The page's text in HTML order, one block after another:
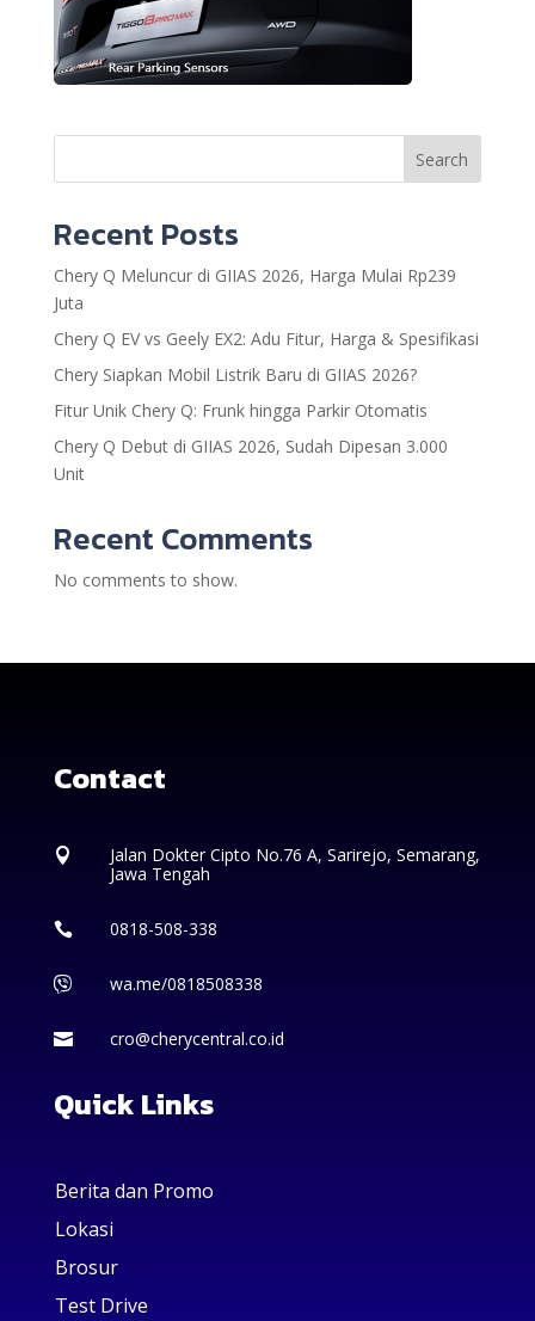
Search
Recent Posts
Chery Q Meluncur di GIIAS 2026, Harga Mulai Rp239
Juta
Chery Q EV vs Geely EX2: Adu Fitur, Harga & Spesifikasi
Chery Siapkan Mobil Listrik Baru di GIIAS 2026?
Fitur Unik Chery Q: Frunk hingga Parkir Otomatis
Chery Q Debut di GIIAS 2026, Sudah Dipesan 3.000
Unit
Recent Comments
No comments to show.
Contact

Jalan Dokter Cipto No.76 A, Sarirejo, Semarang,
Jawa Tengah
 0818-508-338
 wa.me/0818508338
 cro@cherycentral.co.id
Quick Links
Berita dan Promo
Lokasi
Brosur
Test Drive